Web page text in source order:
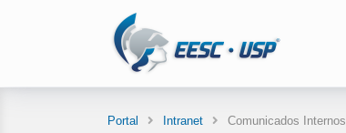
Portal Intranet Comunicados Internos